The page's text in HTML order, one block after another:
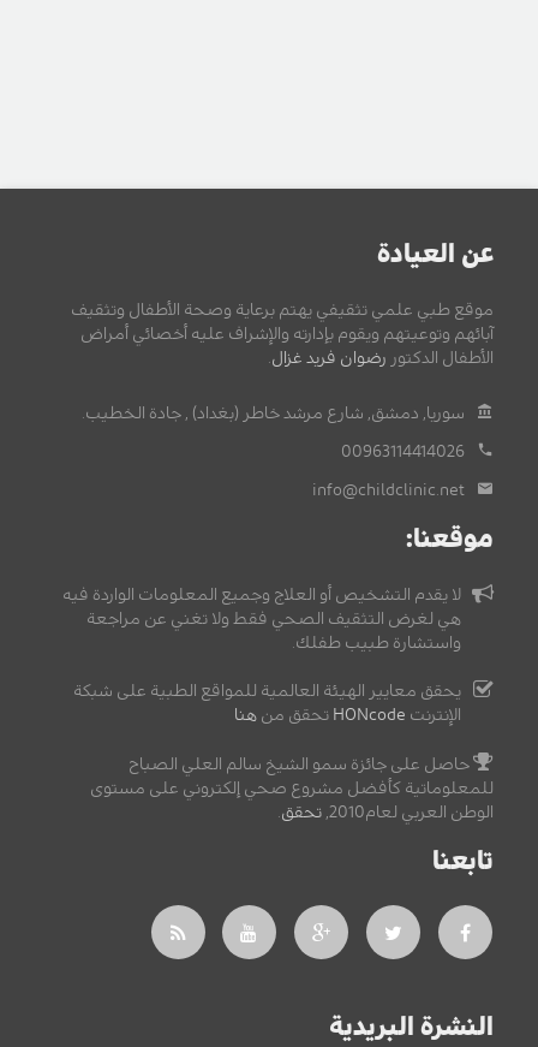
عن العيادة
موقع طبي علمي تثقيفي يهتم برعاية وصحة الأطفال وتثقيف
آبائهم وتوعيتهم ويقوم بإدارته والإشراف عليه أخصائي أمراض
الأطفال الدكتور رضوان فريد غزال.
سوريا, دمشق, شارع مرشد خاطر (بغداد) , جادة الخطيب.
00963114414026
info@childclinic.net
موقعنا:
لا يقدم التشخيص أو العلاج وجميع المعلومات الواردة فيه
هي لغرض التثقيف الصحي فقط ولا تغني عن مراجعة
واستشارة طبيب طفلك.
يحقق معايير الهيئة العالمية للمواقع الطبية على شبكة
الإنترنت HONcode تحقق من هنا
حاصل على جائزة سمو الشيخ سالم العلي الصباح
للمعلوماتية كأفضل مشروع صحي إلكتروني على مستوى
الوطن العربي لعام2010,
تحقق.
تابعنا
النشرة البريدية